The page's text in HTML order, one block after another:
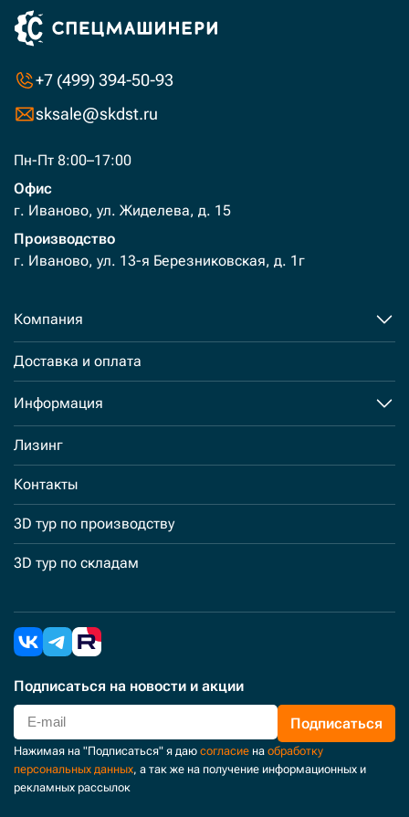
+7 (499) 394-50-93
sksale@skdst.ru
Пн-Пт 8:00–17:00
Офис
г. Иваново, ул. Жиделева, д. 15
Производство
г. Иваново, ул. 13-я Березниковская, д. 1г
Компания
Доставка и оплата
Информация
Лизинг
Контакты
3D тур по производству
3D тур по складам
Подписаться на новости и акции
Подписаться
Нажимая на "Подписаться" я даю согласие на обработку
персональных данных, а так же на получение информационных и
рекламных рассылок